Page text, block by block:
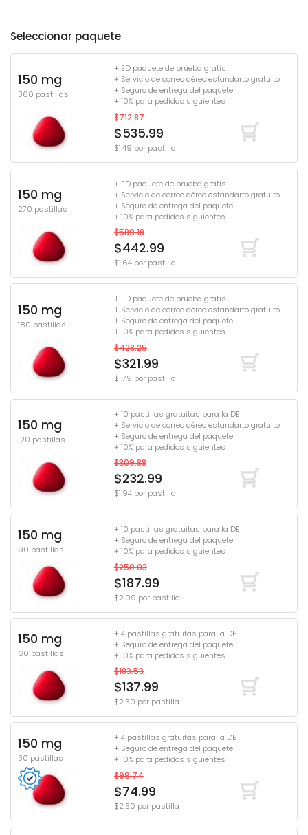
Seleccionar paquete
150 mg
360 pastillas
+ ED paquete de prueba gratis
+ Servicio de correo aéreo estandarto gratuito
+ Seguro de entrega del paquete
+ 10% para pedidos siguientes
$712.87
$535.99
$1.49 por pastilla
150 mg
270 pastillas
+ ED paquete de prueba gratis
+ Servicio de correo aéreo estandarto gratuito
+ Seguro de entrega del paquete
+ 10% para pedidos siguientes
$589.18
$442.99
$1.64 por pastilla
150 mg
180 pastillas
+ ED paquete de prueba gratis
+ Servicio de correo aéreo estandarto gratuito
+ Seguro de entrega del paquete
+ 10% para pedidos siguientes
$428.25
$321.99
$1.79 por pastilla
150 mg
120 pastillas
+ 10 pastillas gratuitas para la DE
+ Servicio de correo aéreo estandarto gratuito
+ Seguro de entrega del paquete
+ 10% para pedidos siguientes
$309.88
$232.99
$1.94 por pastilla
150 mg
90 pastillas
+ 10 pastillas gratuitas para la DE
+ Seguro de entrega del paquete
+ 10% para pedidos siguientes
$250.03
$187.99
$2.09 por pastilla
150 mg
60 pastillas
+ 4 pastillas gratuitas para la DE
+ Seguro de entrega del paquete
+ 10% para pedidos siguientes
$183.53
$137.99
$2.30 por pastilla
150 mg
30 pastillas
+ 4 pastillas gratuitas para la DE
+ Seguro de entrega del paquete
+ 10% para pedidos siguientes
$99.74
$74.99
$2.50 por pastilla